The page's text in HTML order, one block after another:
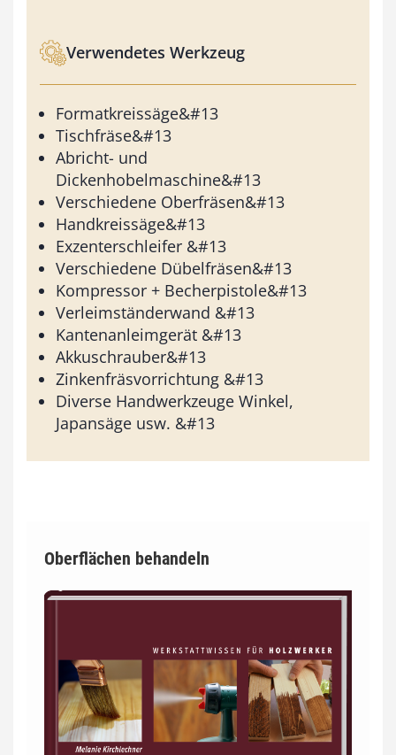
Verwendetes Werkzeug
Formatkreissäge&#13
Tischfräse&#13
Abricht- und
Dickenhobelmaschine&#13
Verschiedene Oberfräsen&#13
Handkreissäge&#13
Exzenterschleifer &#13
Verschiedene Dübelfräsen&#13
Kompressor + Becherpistole&#13
Verleimständerwand &#13
Kantenanleimgerät &#13
Akkuschrauber&#13
Zinkenfräsvorrichtung &#13
Diverse Handwerkzeuge Winkel,
Japansäge usw. &#13
Oberflächen behandeln